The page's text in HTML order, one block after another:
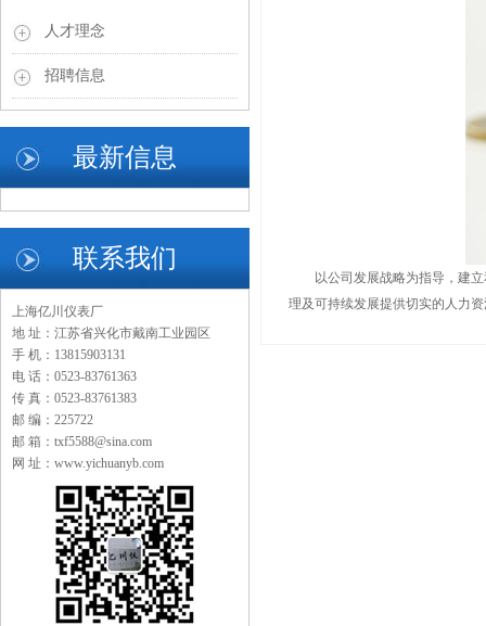
人才理念
招聘信息
最新信息
联系我们
上海亿川仪表厂
地 址：江苏省兴化市戴南工业园区
手 机：13815903131
电 话：0523-83761363
传 真：0523-83761383
邮 编：225722
邮 箱：txf5588@sina.com
网 址：www.yichuanyb.com
以公司发展战略为指导，建立
理及可持续发展提供切实的人力